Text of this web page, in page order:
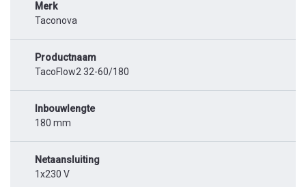
Merk
Taconova
Productnaam
TacoFlow2 32-60/180
Inbouwlengte
180 mm
Netaansluiting
1x230 V